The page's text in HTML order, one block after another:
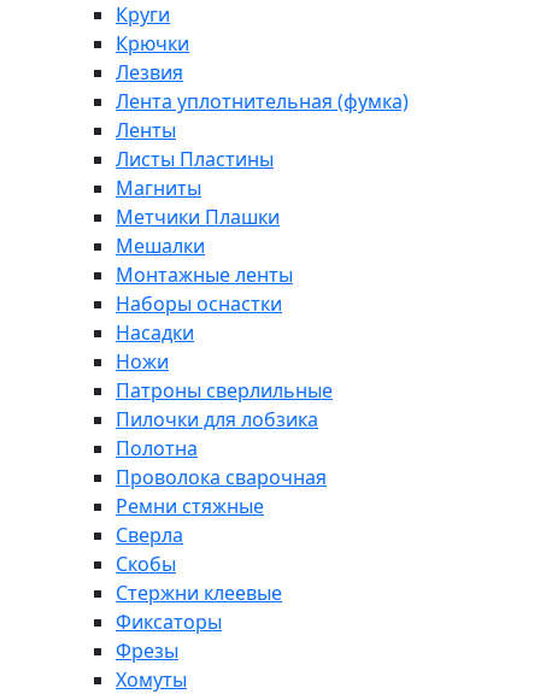
Круги
Крючки
Лезвия
Лента уплотнительная (фумка)
Ленты
Листы Пластины
Магниты
Метчики Плашки
Мешалки
Монтажные ленты
Наборы оснастки
Насадки
Ножи
Патроны сверлильные
Пилочки для лобзика
Полотна
Проволока сварочная
Ремни стяжные
Сверла
Скобы
Стержни клеевые
Фиксаторы
Фрезы
Хомуты